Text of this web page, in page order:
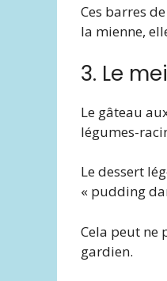
Ces barres
la mienne,
3. Le
Le gâteau
légumes-
Le dessert
« pudding
Cela peut ne
gardien.